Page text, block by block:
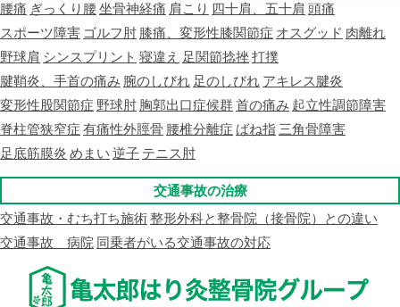
腰痛 ぎっくり腰坐骨神経痛 肩こり 四十肩、五十肩 頭痛
スポーツ障害 ゴルフ肘 膝痛、変形性膝関節症 オスグッド 肉離れ
野球肩 シンスプリント 寝違え 足関節捻挫打撲
腱鞘炎、手首の痛み 腕のしびれ 足のしびれ アキレス腱炎
変形性股関節症 野球肘 胸郭出口症候群首の痛み 起立性調節障害
脊柱管狭窄症 有痛性外脛骨 腰椎分離症 ばね指 三角骨障害
足底筋膜炎 めまい 逆子 テニス肘
交通事故の治療
交通事故・むち打ち施術整形外科と整骨院（接骨院）との違い
交通事故 病院 同乗者がいる交通事故の対応